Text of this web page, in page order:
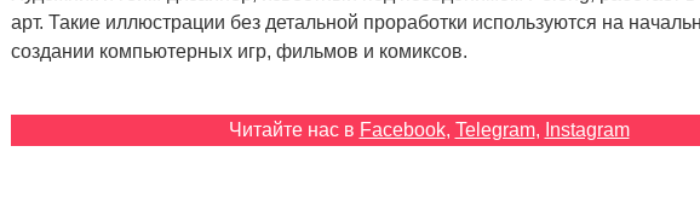
арт. Такие иллюстрации без детальной проработки используются на
создании компьютерных игр, фильмов и комиксов.
Читайте нас в Facebook, Telegram, Instagram